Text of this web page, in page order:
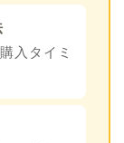
入タイミ